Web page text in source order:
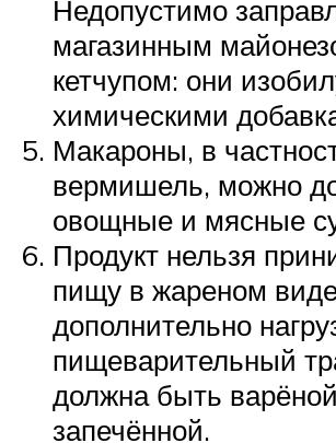
Недопустимо
магазинным
кетчупом: они
химическими
Макароны, в
вермишель, можно
овощные и мясные
Продукт нельзя
пищу в жареном
дополнительно
пищеварительный
должна быть
запечённой.